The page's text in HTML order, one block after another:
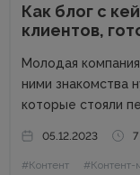
Как блог с
клиентов,
Молодая
ними знакомства
которые стояли
несколько
предлагалась
05.12.2023
#Контент #Контент-